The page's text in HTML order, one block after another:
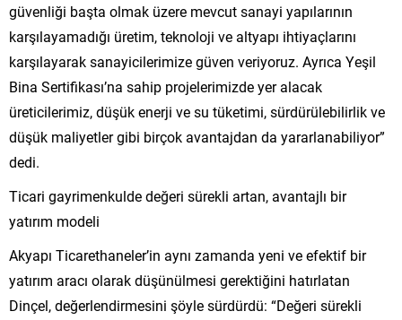
güvenliği başta olmak üzere mevcut sanayi yapılarının
karşılayamadığı üretim, teknoloji ve altyapı ihtiyaçlarını
karşılayarak sanayicilerimize güven veriyoruz. Ayrıca Yeşil
Bina Sertifikası’na sahip projelerimizde yer alacak
üreticilerimiz, düşük enerji ve su tüketimi, sürdürülebilirlik ve
düşük maliyetler gibi birçok avantajdan da yararlanabiliyor”
dedi.
Ticari gayrimenkulde değeri sürekli artan, avantajlı bir
yatırım modeli
Akyapı Ticarethaneler’in aynı zamanda yeni ve efektif bir
yatırım aracı olarak düşünülmesi gerektiğini hatırlatan
Dinçel, değerlendirmesini şöyle sürdürdü: “Değeri sürekli